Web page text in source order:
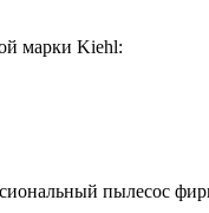
марки Kiehl:
пылесос